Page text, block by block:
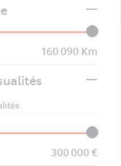
160 090
300 000